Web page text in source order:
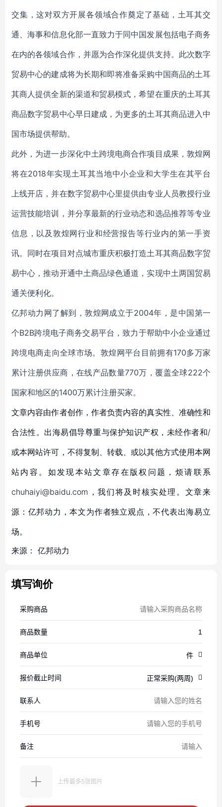
交集，这对双方开展各领域合作奠定了基础，土耳其交
通、海事和信息化部一直致力于同中国发展包括电子商务
在内的各领域合作，并愿为合作深化提供支持。此次数字
贸易中心的建成将为长期和即将准备采购中国商品的土耳
其商人提供全新的渠道和贸易模式，希望在重庆的土耳其
商品数字贸易中心早日建成，为更多的土耳其商品进入中
国市场提供帮助。
此外，为进一步深化中土跨境电商合作项目成果，敦煌网
将在2018年实现土耳其当地中小企业和大学生在其平台
上线开店，并在数字贸易中心里提供由专业人员教授行业
运营技能培训，并分享最新的行业动态和选品推荐等专业
信息，以及敦煌网行业和经营报告等行业内的第一手资
讯。同时在项目对点城市重庆积极打造土耳其商品数字贸
易中心，推动开通中土商品绿色通道，实现中土两国贸易
通关便利化。
亿邦动力网了解到，敦煌网成立于2004年，是中国第一
个B2B跨境电子商务交易平台，致力于帮助中小企业通过
跨境电商走向全球市场。敦煌网平台目前拥有170多万家
累计注册供应商，在线产品数量770万，覆盖全球222个
国家和地区的1400万累计注册买家。
文章内容由作者创作，作者负责内容的真实性、准确性和
合法性。出海易倡导尊重与保护知识产权，未经作者和/
或本网站许可，不得复制、转载、或以其他方式使用本网
站内容。如发现本站文章存在版权问题，烦请联系
chuhaiyi@baidu.com，我们将及时核实处理。文章来
源：亿邦动力，本文为作者独立观点，不代表出海易立
场。
来源： 亿邦动力
填写询价